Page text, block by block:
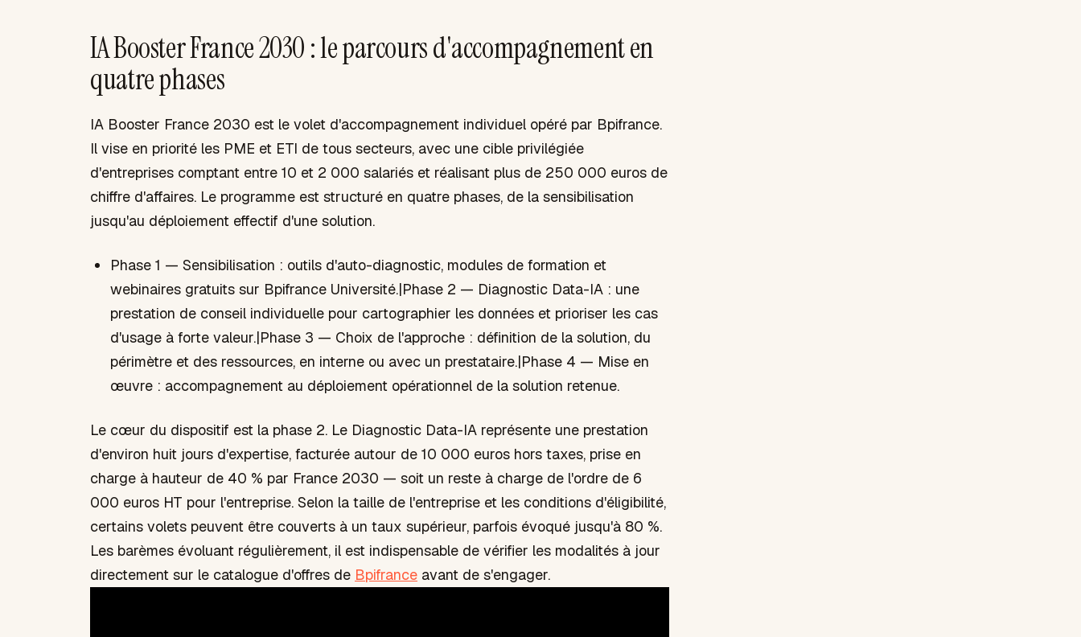
IA Booster France 2030 : le parcours d'accompagnement en
quatre phases
IA Booster France 2030 est le volet d'accompagnement individuel opéré par Bpifrance.
Il vise en priorité les PME et ETI de tous secteurs, avec une cible privilégiée
d'entreprises comptant entre 10 et 2 000 salariés et réalisant plus de 250 000 euros de
chiffre d'affaires. Le programme est structuré en quatre phases, de la sensibilisation
jusqu'au déploiement effectif d'une solution.
Phase 1 — Sensibilisation : outils d'auto-diagnostic, modules de formation et
webinaires gratuits sur Bpifrance Université.|Phase 2 — Diagnostic Data-IA : une
prestation de conseil individuelle pour cartographier les données et prioriser les cas
d'usage à forte valeur.|Phase 3 — Choix de l'approche : définition de la solution, du
périmètre et des ressources, en interne ou avec un prestataire.|Phase 4 — Mise en
œuvre : accompagnement au déploiement opérationnel de la solution retenue.
Le cœur du dispositif est la phase 2. Le Diagnostic Data-IA représente une prestation
d'environ huit jours d'expertise, facturée autour de 10 000 euros hors taxes, prise en
charge à hauteur de 40 % par France 2030 — soit un reste à charge de l'ordre de 6
000 euros HT pour l'entreprise. Selon la taille de l'entreprise et les conditions d'éligibilité,
certains volets peuvent être couverts à un taux supérieur, parfois évoqué jusqu'à 80 %.
Les barèmes évoluant régulièrement, il est indispensable de vérifier les modalités à jour
directement sur le catalogue d'offres de Bpifrance avant de s'engager.